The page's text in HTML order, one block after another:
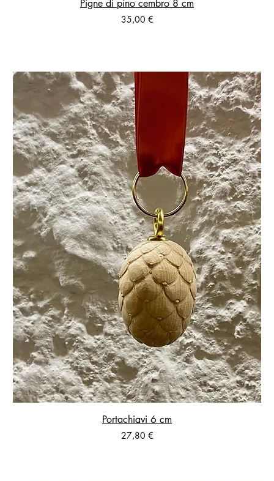
Pigne di pino cembro 8 cm
Prezzo
35,00 €
Portachiavi 6 cm
Prezzo
27,80 €